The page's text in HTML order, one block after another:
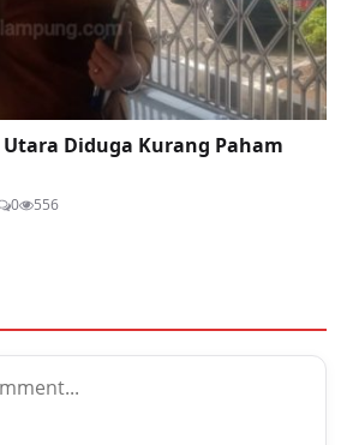
Diduga Kurang Paham
0 556